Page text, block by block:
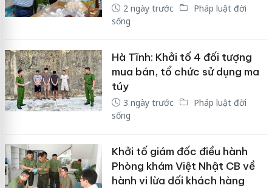
2 ngày trước
Pháp luật đời
sống
Hà Tĩnh: Khởi tố 4 đối tượng
mua bán, tổ chức sử dụng ma
túy
3 ngày trước
Pháp luật đời
sống
Khởi tố giám đốc điều hành
Phòng khám Việt Nhật CB về
hành vi lừa dối khách hàng